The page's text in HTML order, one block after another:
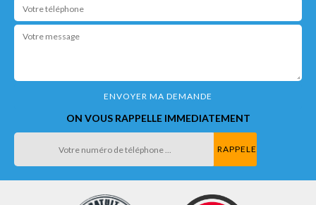
ON VOUS RAPPELLE IMMEDIATEMENT